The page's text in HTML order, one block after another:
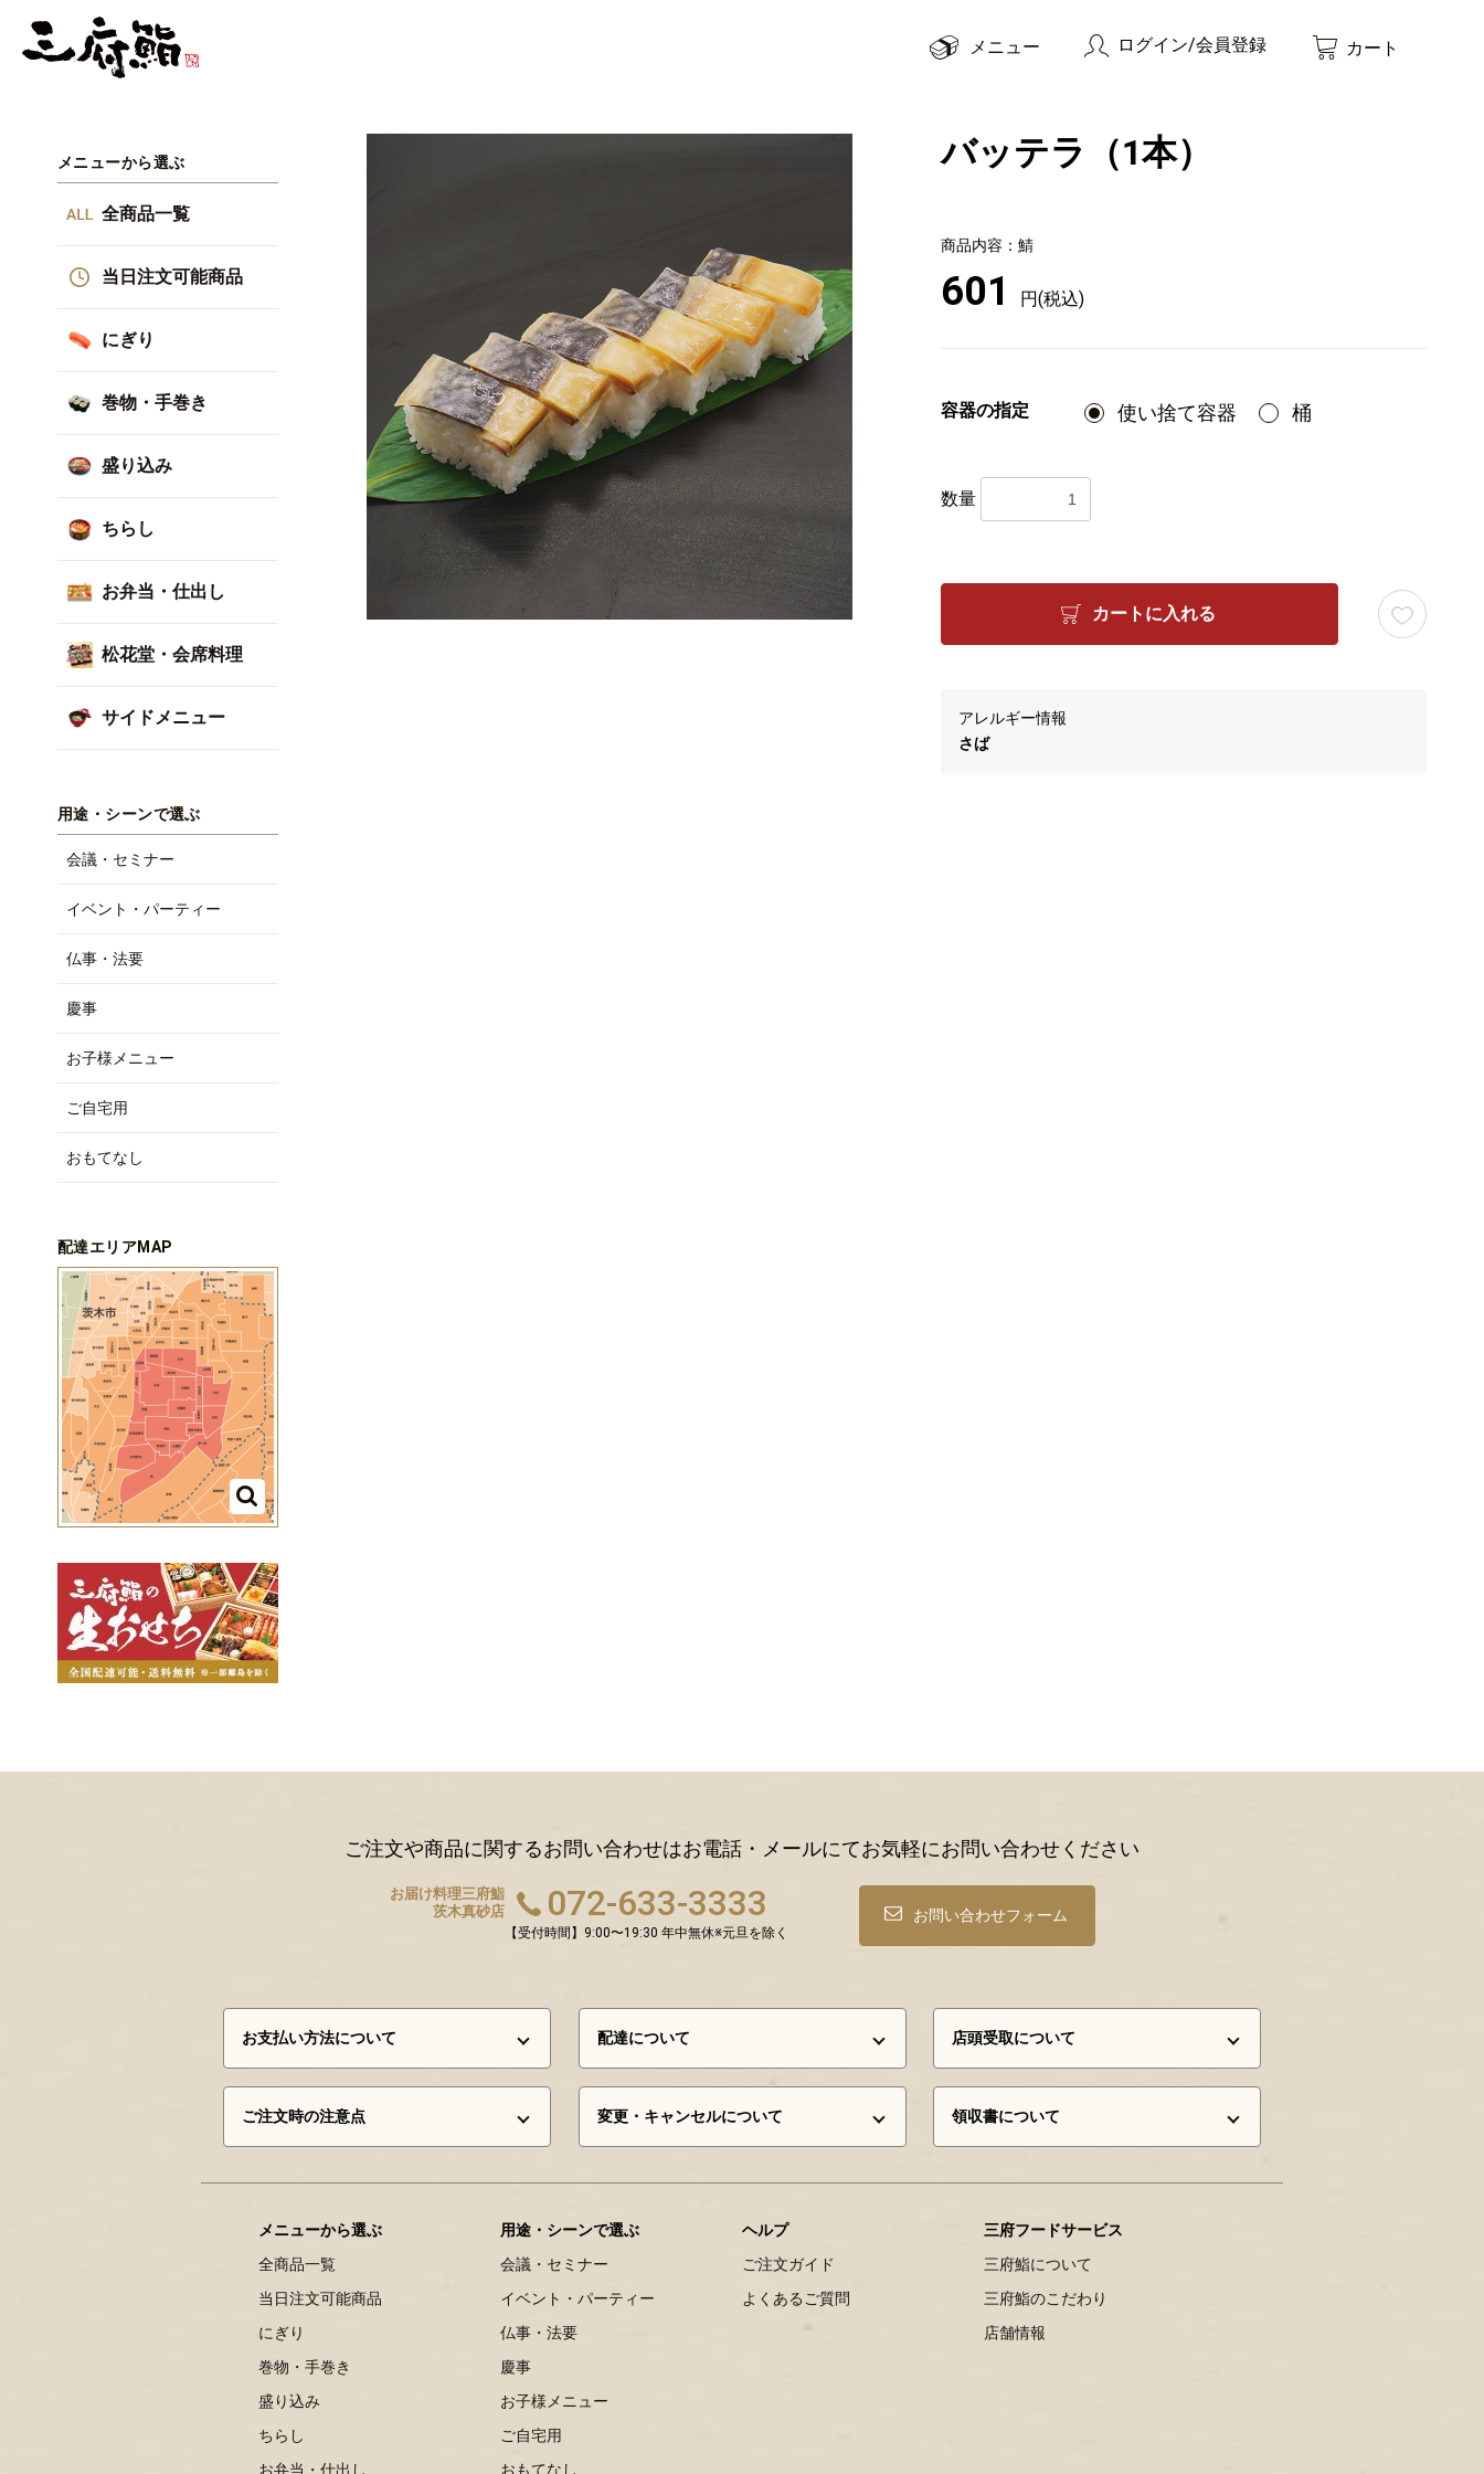
メニュー ログイン/会員登録 カート
メニューから選ぶ
全商品一覧
当日注文可能商品
にぎり
巻物・手巻き
盛り込み
ちらし
お弁当・仕出し
松花堂・会席料理
サイドメニュー
用途・シーンで選ぶ
会議・セミナー
イベント・パーティー
仏事・法要
慶事
お子様メニュー
ご自宅用
おもてなし
配達エリアMAP
バッテラ（1本）
商品内容： 鯖
601 円(税込)
容器の指定 使い捨て容器 桶
数量
カートに入れる
アレルギー情報
さば
ご注文や商品に関するお問い合わせはお電話・メールにてお気軽にお問い合わせください
お届け料理三府鮨
茨木真砂店
072-633-3333
【受付時間】9:00〜19:30 年中無休※元旦を除く
お問い合わせフォーム
お支払い方法について 配達について 店頭受取について
ご注文時の注意点 変更・キャンセルについて 領収書について
メニューから選ぶ
全商品一覧
当日注文可能商品
にぎり
巻物・手巻き
盛り込み
ちらし
お弁当・仕出し
用途・シーンで選ぶ
会議・セミナー
イベント・パーティー
仏事・法要
慶事
お子様メニュー
ご自宅用
おもてなし
ヘルプ
ご注文ガイド
よくあるご質問
三府フードサービス
三府鮨について
三府鮨のこだわり
店舗情報